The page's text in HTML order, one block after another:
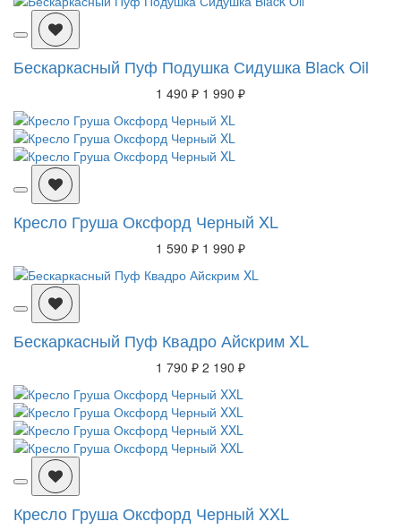
Бескаркасный Пуф Подушка Сидушка Black Oil
1 490 ₽ 1 990 ₽
Кресло Груша Оксфорд Черный XL
1 590 ₽ 1 990 ₽
Бескаркасный Пуф Квадро Айскрим XL
1 790 ₽ 2 190 ₽
Кресло Груша Оксфорд Черный XXL